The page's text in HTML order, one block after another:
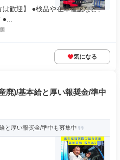
歓迎】 ●検品や在庫確認など、
気になる
廃)/基本給と厚い報奨金/準中
と厚い報奨金/準中も募集中